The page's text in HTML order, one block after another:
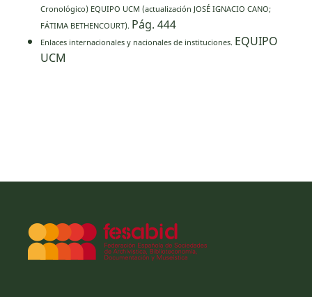
Cronológico) EQUIPO UCM (actualización JOSÉ IGNACIO CANO;
FÁTIMA BETHENCOURT). Pág. 444
Enlaces internacionales y nacionales de instituciones. EQUIPO
UCM